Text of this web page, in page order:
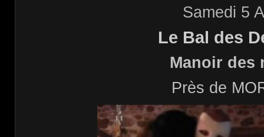
Samedi 5
Le Bal des
Manoir des
Près de